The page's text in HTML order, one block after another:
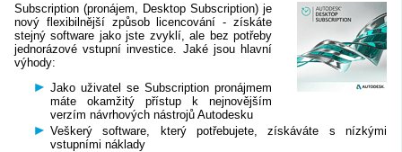
Subscription (pronájem, Desktop Subscription) je
nový flexibilnější způsob licencování - získáte
stejný software jako jste zvyklí, ale bez potřeby
jednorázové vstupní investice. Jaké jsou hlavní
výhody:
Jako uživatel se Subscription pronájmem
máte okamžitý přístup k nejnovějším
verzím návrhových nástrojů Autodesku
Veškerý software, který potřebujete, získáváte s nízkými
vstupními náklady